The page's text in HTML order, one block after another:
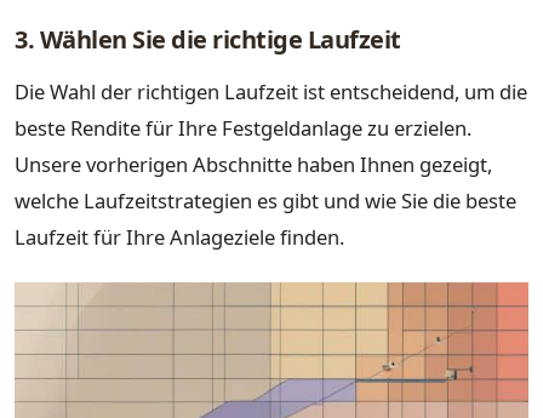
3. Wählen Sie die richtige Laufzeit
Die Wahl der richtigen Laufzeit ist entscheidend, um die
beste Rendite für Ihre Festgeldanlage zu erzielen.
Unsere vorherigen Abschnitte haben Ihnen gezeigt,
welche Laufzeitstrategien es gibt und wie Sie die beste
Laufzeit für Ihre Anlageziele finden.